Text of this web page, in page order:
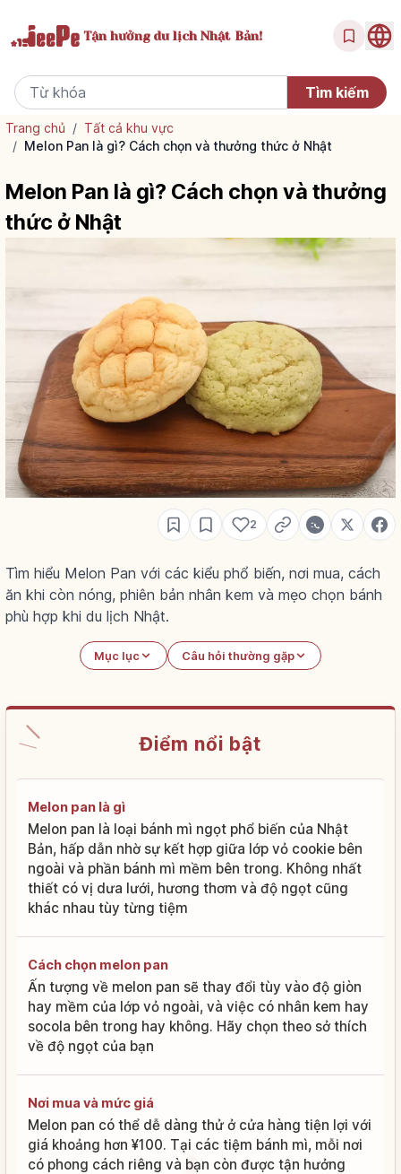
Tận hưởngdu lịch Nhật Bản!
Trang chủ / Tất cả khu vực
/ Melon Pan là gì? Cách chọn và thưởng thức ở Nhật
Melon Pan là gì? Cách chọn và thưởng
thức ở Nhật
2
Tìm hiểu Melon Pan với các kiểu phổ biến, nơi mua, cách
ăn khi còn nóng, phiên bản nhân kem và mẹo chọn bánh
phù hợp khi du lịch Nhật.
Mục lục Câu hỏi thường gặp
Điểm nổi bật
Melon pan là gì
Melon pan là loại bánh mì ngọt phổ biến của Nhật
Bản, hấp dẫn nhờ sự kết hợp giữa lớp vỏ cookie bên
ngoài và phần bánh mì mềm bên trong. Không nhất
thiết có vị dưa lưới, hương thơm và độ ngọt cũng
khác nhau tùy từng tiệm
Cách chọn melon pan
Ấn tượng về melon pan sẽ thay đổi tùy vào độ giòn
hay mềm của lớp vỏ ngoài, và việc có nhân kem hay
socola bên trong hay không. Hãy chọn theo sở thích
về độ ngọt của bạn
Nơi mua và mức giá
Melon pan có thể dễ dàng thử ở cửa hàng tiện lợi với
giá khoảng hơn ¥100. Tại các tiệm bánh mì, mỗi nơi
có phong cách riêng và bạn còn được tận hưởng